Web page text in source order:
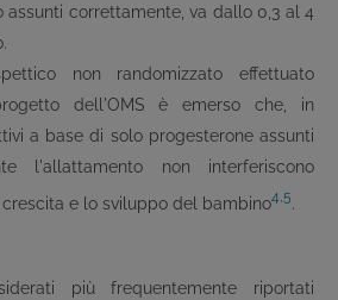
correttamente, va dallo 0,3 al 4
non randomizzato effettuato
dell'OMS è emerso che, in
a base di solo progesterone assunti
l'allattamento non interferiscono
e lo sviluppo del bambino4,5.
più frequentemente riportati